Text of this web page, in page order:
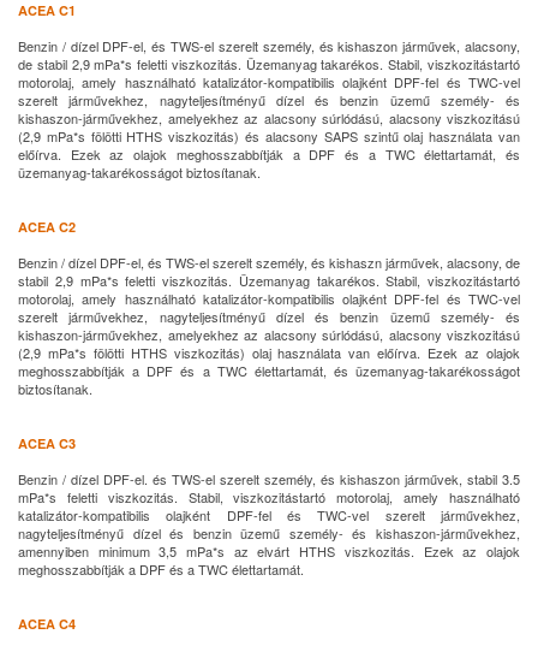
ACEA C1
Benzin / dízel DPF-el, és TWS-el szerelt személy, és kishaszon járművek, alacsony,
de stabil 2,9 mPa*s feletti viszkozitás. Üzemanyag takarékos. Stabil, viszkozitástartó
motorolaj, amely használható katalizátor-kompatibilis olajként DPF-fel és TWC-vel
szerelt járművekhez, nagyteljesítményű dízel és benzin üzemű személy- és
kishaszon-járművekhez, amelyekhez az alacsony súrlódású, alacsony viszkozitású
(2,9 mPa*s fölötti HTHS viszkozitás) és alacsony SAPS szintű olaj használata van
előírva. Ezek az olajok meghosszabbítják a DPF és a TWC élettartamát, és
üzemanyag-takarékosságot biztosítanak.
ACEA C2
Benzin / dízel DPF-el, és TWS-el szerelt személy, és kishaszn járművek, alacsony, de
stabil 2,9 mPa*s feletti viszkozitás. Üzemanyag takarékos. Stabil, viszkozitástartó
motorolaj, amely használható katalizátor-kompatibilis olajként DPF-fel és TWC-vel
szerelt járművekhez, nagyteljesítményű dízel és benzin üzemű személy- és
kishaszon-járművekhez, amelyekhez az alacsony súrlódású, alacsony viszkozitású
(2,9 mPa*s fölötti HTHS viszkozitás) olaj használata van előírva. Ezek az olajok
meghosszabbítják a DPF és a TWC élettartamát, és üzemanyag-takarékosságot
biztosítanak.
ACEA C3
Benzin / dízel DPF-el. és TWS-el szerelt személy, és kishaszon járművek, stabil 3.5
mPa*s feletti viszkozitás. Stabil, viszkozitástartó motorolaj, amely használható
katalizátor-kompatibilis olajként DPF-fel és TWC-vel szerelt járművekhez,
nagyteljesítményű dízel és benzin üzemű személy- és kishaszon-járművekhez,
amennyiben minimum 3,5 mPa*s az elvárt HTHS viszkozitás. Ezek az olajok
meghosszabbítják a DPF és a TWC élettartamát.
ACEA C4